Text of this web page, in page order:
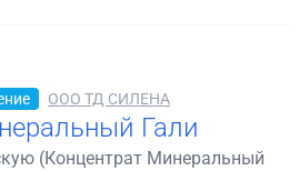
ООО ТД СИЛЕНА
Гали
(Концентрат Минеральный